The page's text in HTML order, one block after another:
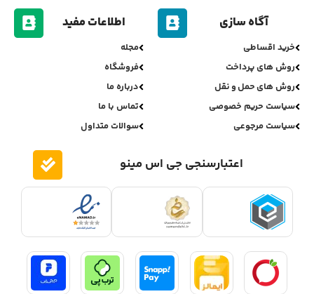
آگاه سازی
خرید اقساطی
روش های پرداخت
روش های حمل و نقل
سیاست حریم خصوصی
سیاست مرجوعی
اطلاعات مفید
مجله
فروشگاه
درباره ما
تماس با ما
سوالات متداول
اعتبارسنجی جی اس مینو